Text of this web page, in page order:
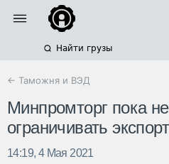
Найти грузы
← Таможня и ВЭД
Минпромторг пока
ограничивать
14:19, 4 Мая 2021